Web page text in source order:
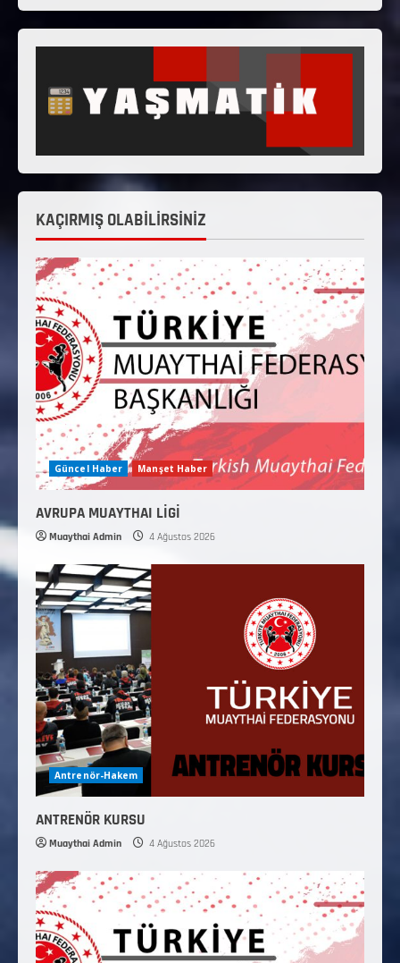
KAÇIRMIŞ OLABİLİRSİNİZ
Güncel Haber Manşet Haber
AVRUPA MUAYTHAI LİGİ
Muaythai Admin 4 Ağustos 2026
Antrenör-Hakem
ANTRENÖR KURSU
Muaythai Admin 4 Ağustos 2026